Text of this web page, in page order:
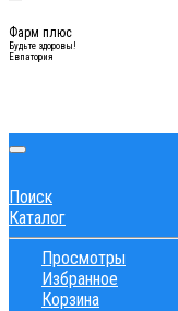
Фарм плюс
Будьте здоровы!
Евпатория
Поиск
Каталог
Просмотры
Избранное
Корзина